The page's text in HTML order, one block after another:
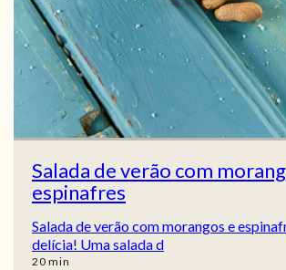
Salada de verão com
espinafres
Salada de verão com morangos e
delícia! Uma salada d
20min
min